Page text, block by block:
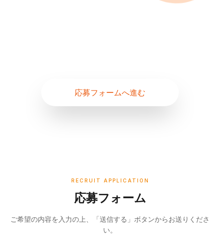
応募フォームへ進む
RECRUIT APPLICATION
応募フォーム
ご希望の内容を入力の上、「送信する」ボタンからお送りくださ
い。